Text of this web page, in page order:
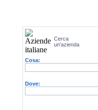
Cerca
un'azienda
Cosa:
Dove: